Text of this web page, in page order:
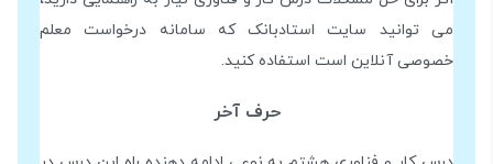
می توانید سایت استادبانک که سامانه درخواست معلم
خصوصی آنلاین است استفاده کنید.
حرف آخر